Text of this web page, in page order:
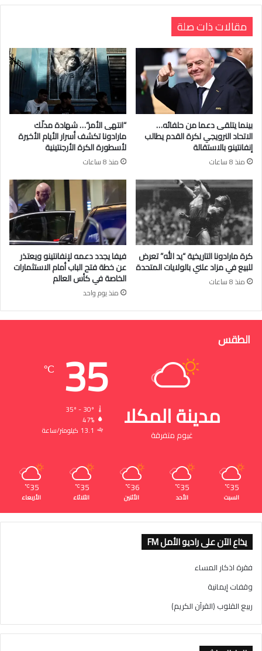
مقالات ذات صلة
بينما يتلقى دعما من حلفائه…
الاتحاد النرويجي لكرة القدم يطالب
إنفانتينو بالاستقالة
منذ 8 ساعات
“انتهى الأمر”… شهادة مدلّك
مارادونا تكشف أسرار الأيام الأخيرة
لأسطورة الكرة الأرجنتينية
منذ 8 ساعات
كرة مارادونا التاريخية “يد الله” تعرض
للبيع في مزاد علني بالولايات المتحدة
منذ 8 ساعات
فيفا يجدد دعمه لإنفانتينو ويعتذر
عن خطة فتح الباب أمام الاستثمارات
الخاصة في كأس العالم
منذ يوم واحد
الطقس
مدينة المكلا
غيوم متفرقة
35
℃
47%
13.1 كيلومتر/ساعة
35
℃
السبت
35
℃
الأحد
36
℃
الأثنين
35
℃
الثلاثاء
35
℃
الأربعاء
يذاع الآن على راديو الأمل FM
فقرة اذكار المساء
وقفات إيمانية
ربيع القلوب (القرآن الكريم)